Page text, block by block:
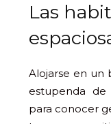
Las
Alojarse en un
estupenda de
para conocer